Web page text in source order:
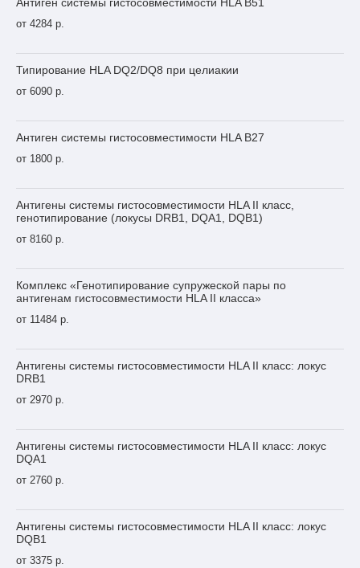
от 4284 р.
Типирование HLA DQ2/DQ8 при целиакии
от 6090 р.
Антиген системы гистосовместимости HLA В27
от 1800 р.
Антигены системы гистосовместимости HLA II класс,
генотипирование (локусы DRB1, DQA1, DQB1)
от 8160 р.
Комплекс «Генотипирование супружеской пары по
антигенам гистосовместимости HLA II класса»
от 11484 р.
Антигены системы гистосовместимости HLA II класс: локус
DRB1
от 2970 р.
Антигены системы гистосовместимости HLA II класс: локус
DQA1
от 2760 р.
Антигены системы гистосовместимости HLA II класс: локус
DQB1
от 3375 р.